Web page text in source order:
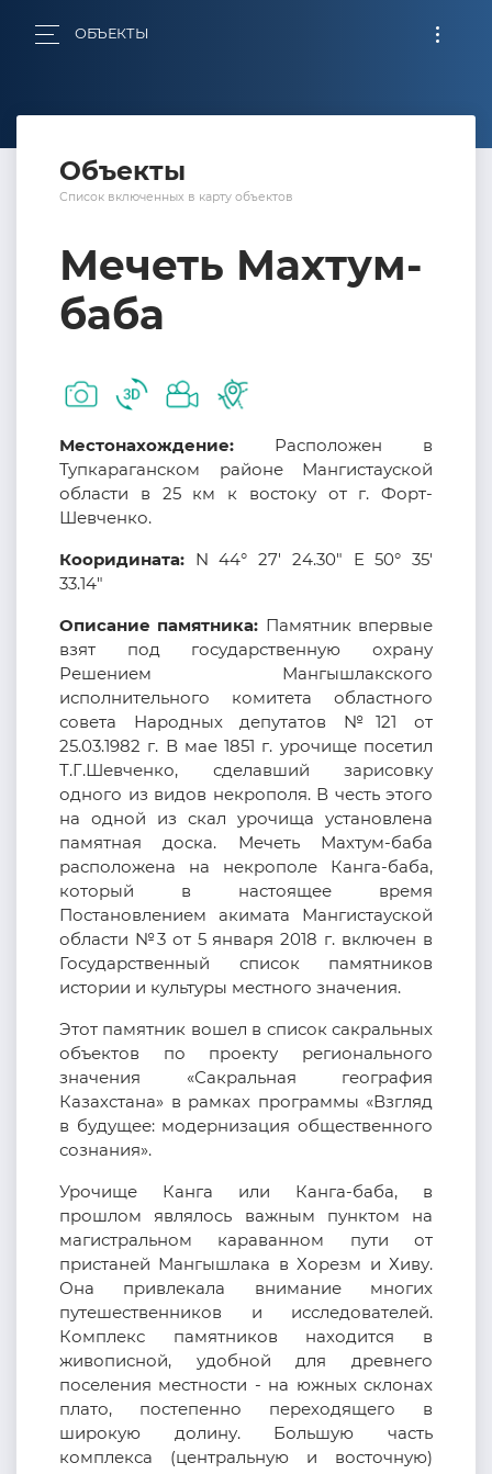
ОБЪЕКТЫ
Объекты
Список включенных в карту объектов
Мечеть Махтум-
баба
Местонахождение: Расположен в
Тупкараганском районе Мангистауской
области в 25 км к востоку от г. Форт-
Шевченко.
Кооридината: N 44° 27' 24.30" E 50° 35'
33.14"
Описание памятника: Памятник впервые
взят под государственную охрану
Решением Мангышлакского
исполнительного комитета областного
совета Народных депутатов №121 от
25.03.1982 г. В мае 1851 г. урочище посетил
Т.Г.Шевченко, сделавший зарисовку
одного из видов некрополя. В честь этого
на одной из скал урочища установлена
памятная доска. Мечеть Махтум-баба
расположена на некрополе Канга-баба,
который в настоящее время
Постановлением акимата Мангистауской
области №3 от 5 января 2018 г. включен в
Государственный список памятников
истории и культуры местного значения.
Этот памятник вошел в список сакральных
объектов по проекту регионального
значения «Сакральная география
Казахстана» в рамках программы «Взгляд
в будущее: модернизация общественного
сознания».
Урочище Канга или Канга-баба, в
прошлом являлось важным пунктом на
магистральном караванном пути от
пристаней Мангышлака в Хорезм и Хиву.
Она привлекала внимание многих
путешественников и исследователей.
Комплекс памятников находится в
живописной, удобной для древнего
поселения местности - на южных склонах
плато, постепенно переходящего в
широкую долину. Большую часть
комплекса (центральную и восточную)